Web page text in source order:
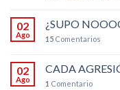
02
Ago
¿SUPO
15 Comentarios
02
Ago
CADA
1 Comentario